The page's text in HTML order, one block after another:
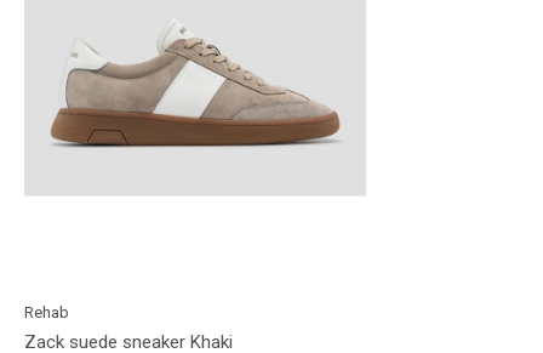
Rehab
Zack suede sneaker Khaki